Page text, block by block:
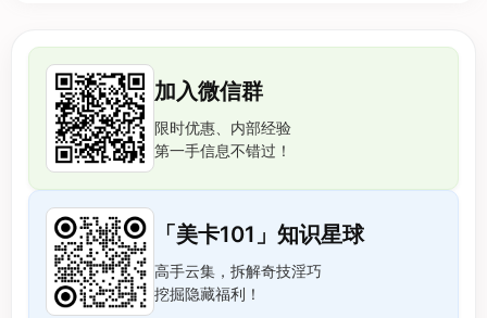
加入微信群
限时优惠、内部经验
第一手信息不错过！
「美卡101」知识星球
高手云集，拆解奇技淫巧
挖掘隐藏福利！